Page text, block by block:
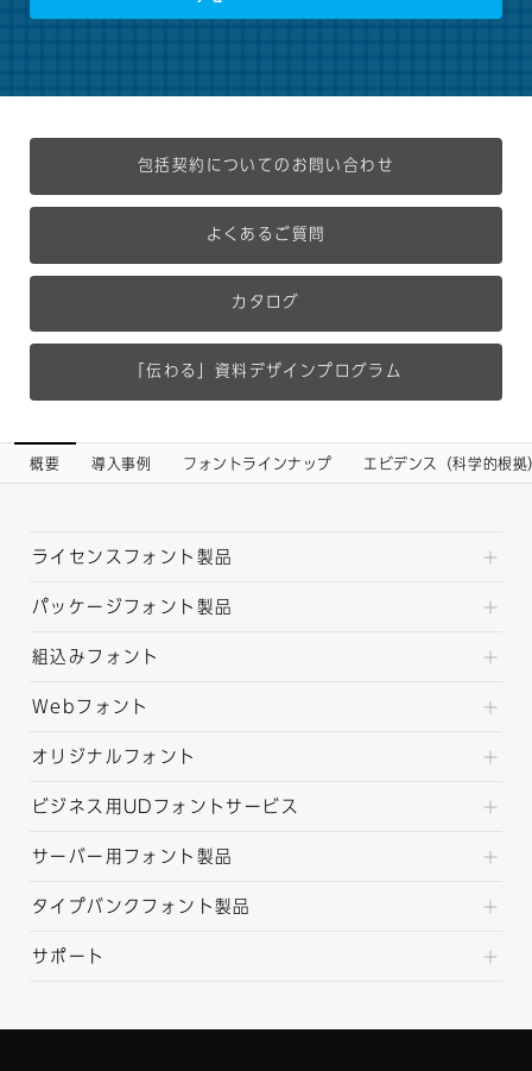
包括契約についてのお問い合わせ
よくあるご質問
カタログ
「伝わる」資料デザインプログラム
概要 導入事例 フォントラインナップ エビデンス（科学的根拠
ライセンスフォント製品
パッケージフォント製品
組込みフォント
Webフォント
オリジナルフォント
ビジネス用UDフォントサービス
サーバー用フォント製品
タイプバンクフォント製品
サポート